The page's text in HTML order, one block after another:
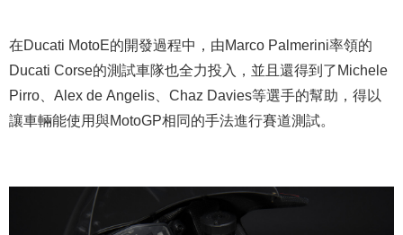
在Ducati MotoE的開發過程中，由Marco Palmerini率領的
Ducati Corse的測試車隊也全力投入，並且還得到了Michele
Pirro、Alex de Angelis、Chaz Davies等選手的幫助，得以
讓車輛能使用與MotoGP相同的手法進行賽道測試。